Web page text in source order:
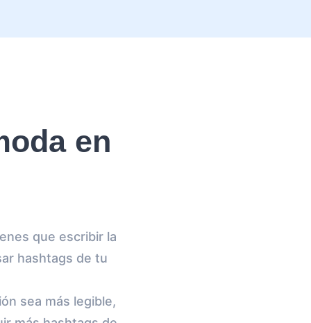
en
que escribir la
hashtags de tu
sea más legible,